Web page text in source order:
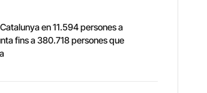
en 11.594 persones a
fins a 380.718 persones que